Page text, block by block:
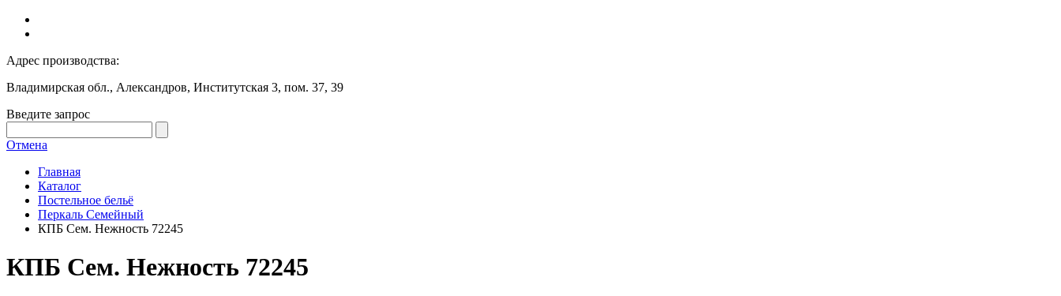
Адрес производства:
Владимирская обл., Александров, Институтская 3, пом. 37, 39
Введите запрос
Отмена
Главная
Каталог
Постельное бельё
Перкаль Семейный
КПБ Сем. Нежность 72245
КПБ Сем. Нежность 72245